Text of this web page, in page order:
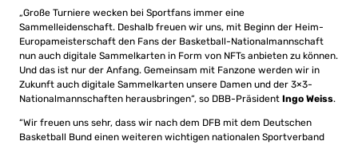
„Große Turniere wecken bei Sportfans immer eine
Sammelleidenschaft. Deshalb freuen wir uns, mit Beginn der Heim-
Europameisterschaft den Fans der Basketball-Nationalmannschaft
nun auch digitale Sammelkarten in Form von NFTs anbieten zu können.
Und das ist nur der Anfang. Gemeinsam mit Fanzone werden wir in
Zukunft auch digitale Sammelkarten unsere Damen und der 3×3-
Nationalmannschaften herausbringen“, so DBB-Präsident Ingo Weiss.
“Wir freuen uns sehr, dass wir nach dem DFB mit dem Deutschen
Basketball Bund einen weiteren wichtigen nationalen Sportverband